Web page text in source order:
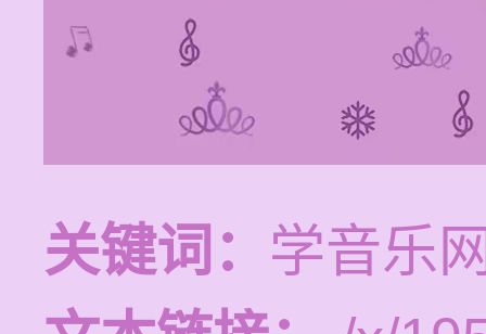
关键词： 学音乐